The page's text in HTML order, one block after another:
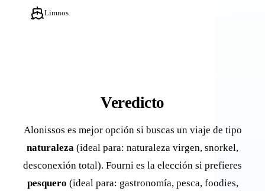
Limnos
Veredicto
Alonissos es mejor opción si buscas un viaje de tipo
naturaleza (ideal para: naturaleza virgen, snorkel,
desconexión total). Fourni es la elección si prefieres
pesquero (ideal para: gastronomía, pesca, foodies,